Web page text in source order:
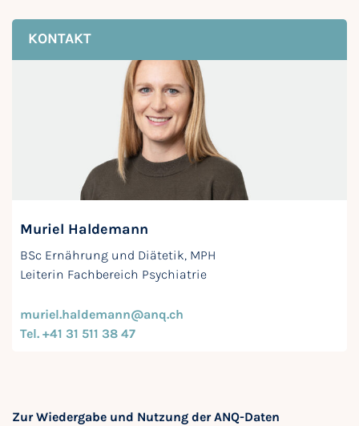
KONTAKT
Muriel Haldemann
BSc Ernährung und Diätetik, MPH
Leiterin Fachbereich Psychiatrie
muriel.haldemann@anq.ch
Tel. +41 31 511 38 47
Zur Wiedergabe und Nutzung der ANQ-Daten